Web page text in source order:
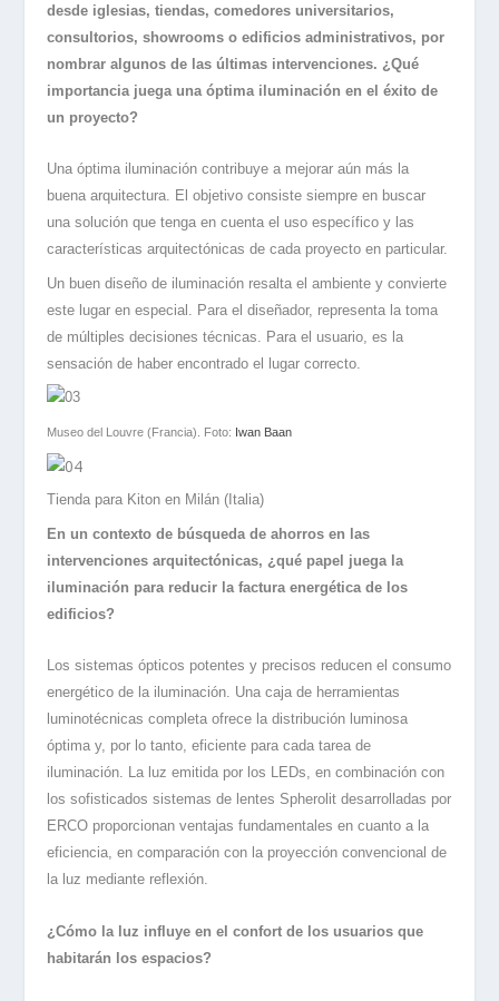
desde iglesias, tiendas, comedores universitarios,
consultorios, showrooms o edificios administrativos, por
nombrar algunos de las últimas intervenciones. ¿Qué
importancia juega una óptima iluminación en el éxito de
un proyecto?
Una óptima iluminación contribuye a mejorar aún más la
buena arquitectura. El objetivo consiste siempre en buscar
una solución que tenga en cuenta el uso específico y las
características arquitectónicas de cada proyecto en particular.
Un buen diseño de iluminación resalta el ambiente y convierte
este lugar en especial. Para el diseñador, representa la toma
de múltiples decisiones técnicas. Para el usuario, es la
sensación de haber encontrado el lugar correcto.
Museo del Louvre (Francia). Foto: Iwan Baan
Tienda para Kiton en Milán (Italia)
En un contexto de búsqueda de ahorros en las
intervenciones arquitectónicas, ¿qué papel juega la
iluminación para reducir la factura energética de los
edificios?
Los sistemas ópticos potentes y precisos reducen el consumo
energético de la iluminación. Una caja de herramientas
luminotécnicas completa ofrece la distribución luminosa
óptima y, por lo tanto, eficiente para cada tarea de
iluminación. La luz emitida por los LEDs, en combinación con
los sofisticados sistemas de lentes Spherolit desarrolladas por
ERCO proporcionan ventajas fundamentales en cuanto a la
eficiencia, en comparación con la proyección convencional de
la luz mediante reflexión.
¿Cómo la luz influye en el confort de los usuarios que
habitarán los espacios?